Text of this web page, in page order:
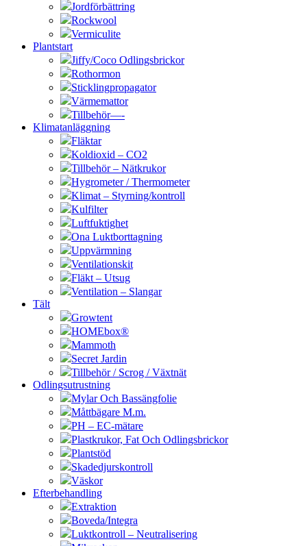
Jordförbättring
Rockwool
Vermiculite
Plantstart
Jiffy/Coco Odlingsbrickor
Rothormon
Sticklingpropagator
Värmemattor
Tillbehör—-
Klimatanläggning
Fläktar
Koldioxid – CO2
Tillbehör – Nätkrukor
Hygrometer / Thermometer
Klimat – Styrning/kontroll
Kulfilter
Luftfuktighet
Ona Luktborttagning
Uppvärmning
Ventilationskit
Fläkt – Utsug
Ventilation – Slangar
Tält
Growtent
HOMEbox®
Mammoth
Secret Jardin
Tillbehör / Scrog / Växtnät
Odlingsutrustning
Mylar Och Bassängfolie
Måttbägare M.m.
PH – EC-mätare
Plastkrukor, Fat Och Odlingsbrickor
Plantstöd
Skadedjurskontroll
Väskor
Efterbehandling
Extraktion
Boveda/Integra
Luktkontroll – Neutralisering